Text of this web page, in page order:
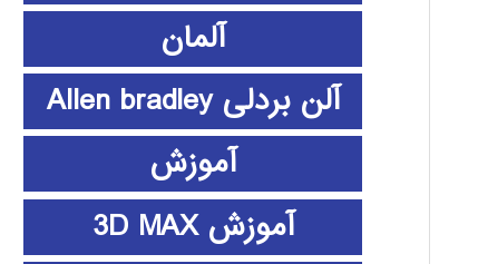
آلمان
آلن بردلی Allen bradley
آموزش
آموزش 3D MAX